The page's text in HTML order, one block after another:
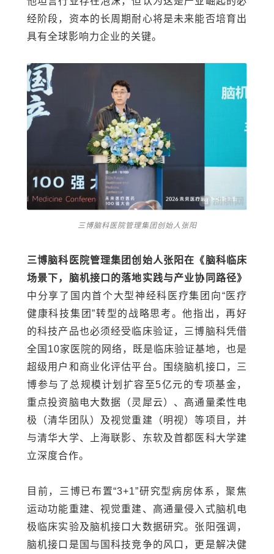
经阶段，资本的长周期耐心将是未来能否培育出
具有全球影响力企业的关键。
三博脑科医院管理集团创始人张阳
三博脑科医院管理集团创始人张阳在《脑科临床
场景下，脑机接口的落地实践与产业协同路径》
中分享了国内首个大型神经科医疗集团向“医疗
健康科技集团”转型的战略思考。他指出，再好
的科技产品也必须经受临床验证，三博脑科凭借
全国10家医院的网络，既是临床验证基地，也是
超级用户和商业化评估平台。围绕脑机接口，三
博参与了总规模计划扩容至5亿元的专项基金，
重点投资脑电大数据（灵犀云）、高通量柔性电
极（清华团队）及视觉重建（明视）等项目，并
与清华大学、上海联影、东软及首都医科大学建
立深度合作。
目前，三博已布置“3+1”研究型病房体系，聚焦
运动功能重建、视觉重建、高通量侵入式脑机电
极临床实验及脑机接口大数据研究。张阳强调，
脑机接口是国与国科技竞争的风口，更是解决健